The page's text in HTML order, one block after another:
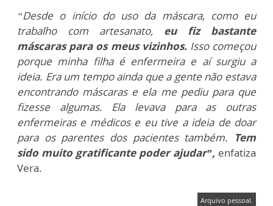
“Desde o início do uso da máscara, como eu
trabalho com artesanato, eu fiz bastante
máscaras para os meus vizinhos. Isso começou
porque minha filha é enfermeira e aí surgiu a
ideia. Era um tempo ainda que a gente não estava
encontrando máscaras e ela me pediu para que
fizesse algumas. Ela levava para as outras
enfermeiras e médicos e eu tive a ideia de doar
para os parentes dos pacientes também.
Tem
sido muito gratificante poder ajudar”, enfatiza
Vera.
Arquivo pessoal.